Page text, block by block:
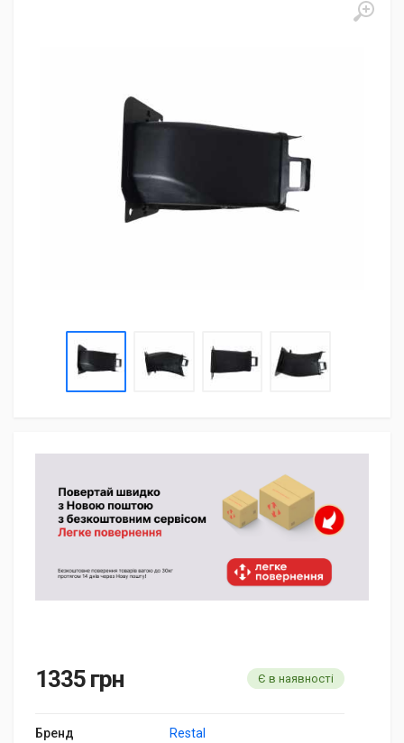
1335 грн Є в наявності
Бренд Restal